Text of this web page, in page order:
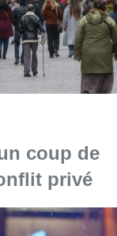
coup de
privé